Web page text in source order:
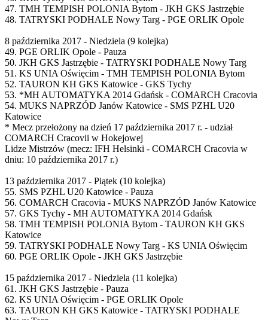
47. TMH TEMPISH POLONIA Bytom - JKH GKS Jastrzębie
48. TATRYSKI PODHALE Nowy Targ - PGE ORLIK Opole
8 października 2017 - Niedziela (9 kolejka)
49. PGE ORLIK Opole - Pauza
50. JKH GKS Jastrzębie - TATRYSKI PODHALE Nowy Targ
51. KS UNIA Oświęcim - TMH TEMPISH POLONIA Bytom
52. TAURON KH GKS Katowice - GKS Tychy
53. *MH AUTOMATYKA 2014 Gdańsk - COMARCH Cracovia
54. MUKS NAPRZÓD Janów Katowice - SMS PZHL U20
Katowice
* Mecz przełożony na dzień 17 października 2017 r. - udział
COMARCH Cracovii w Hokejowej
Lidze Mistrzów (mecz: IFH Helsinki - COMARCH Cracovia w
dniu: 10 października 2017 r.)
13 października 2017 - Piątek (10 kolejka)
55. SMS PZHL U20 Katowice - Pauza
56. COMARCH Cracovia - MUKS NAPRZÓD Janów Katowice
57. GKS Tychy - MH AUTOMATYKA 2014 Gdańsk
58. TMH TEMPISH POLONIA Bytom - TAURON KH GKS
Katowice
59. TATRYSKI PODHALE Nowy Targ - KS UNIA Oświęcim
60. PGE ORLIK Opole - JKH GKS Jastrzębie
15 października 2017 - Niedziela (11 kolejka)
61. JKH GKS Jastrzębie - Pauza
62. KS UNIA Oświęcim - PGE ORLIK Opole
63. TAURON KH GKS Katowice - TATRYSKI PODHALE